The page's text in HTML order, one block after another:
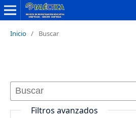
Inicio / Buscar
Filtros avanzados